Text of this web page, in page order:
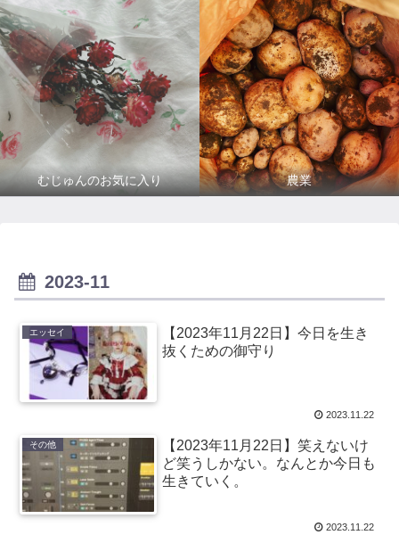
むじゅんのお気に入り 農業
2023-11
エッセイ
【2023年11月22日】今日を生き
抜くための御守り
2023.11.22
その他
【2023年11月22日】笑えないけ
ど笑うしかない。なんとか今日も
生きていく。
2023.11.22